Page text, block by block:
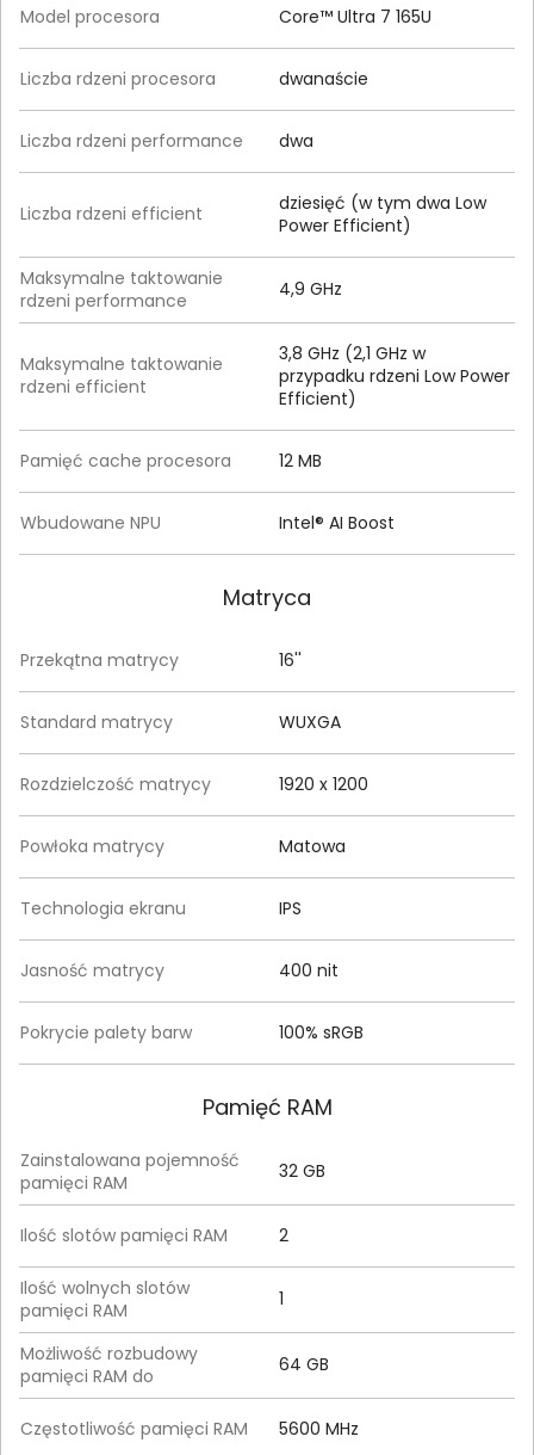
Model procesora Core™ Ultra 7 165U
Liczba rdzeni procesora dwanaście
Liczba rdzeni performance dwa
Liczba rdzeni efficient
dziesięć (w tym dwa Low
Power Efficient)
Maksymalne taktowanie
rdzeni performance
4,9 GHz
Maksymalne taktowanie
rdzeni efficient
3,8 GHz (2,1 GHz w
przypadku rdzeni Low Power
Efficient)
Pamięć cache procesora 12 MB
Wbudowane NPU Intel® AI Boost
Matryca
Przekątna matrycy 16''
Standard matrycy WUXGA
Rozdzielczość matrycy 1920 x 1200
Powłoka matrycy Matowa
Technologia ekranu IPS
Jasność matrycy 400 nit
Pokrycie palety barw 100% sRGB
Pamięć RAM
Zainstalowana pojemność
pamięci RAM
32 GB
Ilość slotów pamięci RAM 2
Ilość wolnych slotów
pamięci RAM
1
Możliwość rozbudowy
pamięci RAM do
64 GB
Częstotliwość pamięci RAM 5600 MHz